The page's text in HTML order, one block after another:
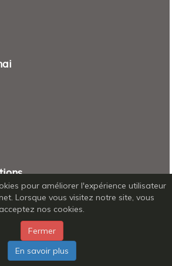
pour améliorer l'expérience utilisateur
Lorsque vous visitez notre site, vous
acceptez nos cookies.
Fermer
En savoir plus